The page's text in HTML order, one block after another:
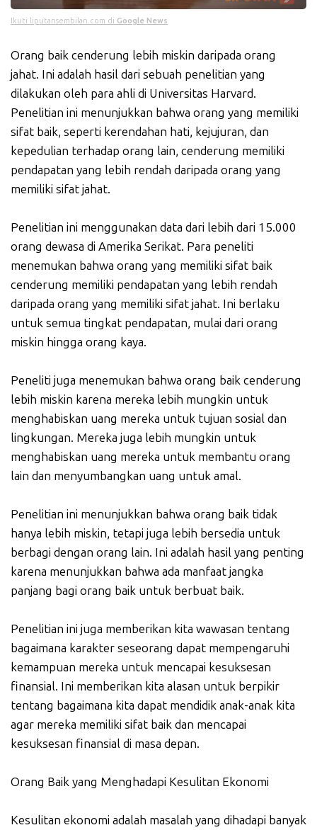
Ikuti liputansembilan.com di Google News
Orang baik cenderung lebih miskin daripada orang
jahat. Ini adalah hasil dari sebuah penelitian yang
dilakukan oleh para ahli di Universitas Harvard.
Penelitian ini menunjukkan bahwa orang yang memiliki
sifat baik, seperti kerendahan hati, kejujuran, dan
kepedulian terhadap orang lain, cenderung memiliki
pendapatan yang lebih rendah daripada orang yang
memiliki sifat jahat.
Penelitian ini menggunakan data dari lebih dari 15.000
orang dewasa di Amerika Serikat. Para peneliti
menemukan bahwa orang yang memiliki sifat baik
cenderung memiliki pendapatan yang lebih rendah
daripada orang yang memiliki sifat jahat. Ini berlaku
untuk semua tingkat pendapatan, mulai dari orang
miskin hingga orang kaya.
Peneliti juga menemukan bahwa orang baik cenderung
lebih miskin karena mereka lebih mungkin untuk
menghabiskan uang mereka untuk tujuan sosial dan
lingkungan. Mereka juga lebih mungkin untuk
menghabiskan uang mereka untuk membantu orang
lain dan menyumbangkan uang untuk amal.
Penelitian ini menunjukkan bahwa orang baik tidak
hanya lebih miskin, tetapi juga lebih bersedia untuk
berbagi dengan orang lain. Ini adalah hasil yang penting
karena menunjukkan bahwa ada manfaat jangka
panjang bagi orang baik untuk berbuat baik.
Penelitian ini juga memberikan kita wawasan tentang
bagaimana karakter seseorang dapat mempengaruhi
kemampuan mereka untuk mencapai kesuksesan
finansial. Ini memberikan kita alasan untuk berpikir
tentang bagaimana kita dapat mendidik anak-anak kita
agar mereka memiliki sifat baik dan mencapai
kesuksesan finansial di masa depan.
Orang Baik yang Menghadapi Kesulitan Ekonomi
Kesulitan ekonomi adalah masalah yang dihadapi banyak